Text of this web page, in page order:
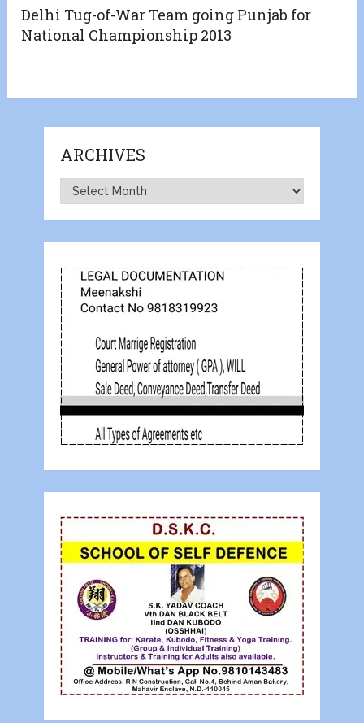
Delhi Tug-of-War Team going Punjab for
National Championship 2013
ARCHIVES
Archives